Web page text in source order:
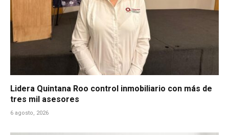
Lidera Quintana Roo control inmobiliario con más de
tres mil asesores
6 agosto, 2026